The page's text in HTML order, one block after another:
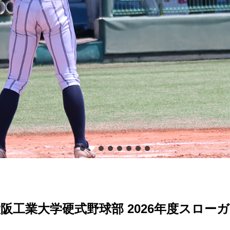
工業大学硬式野球部 2026年度スロー